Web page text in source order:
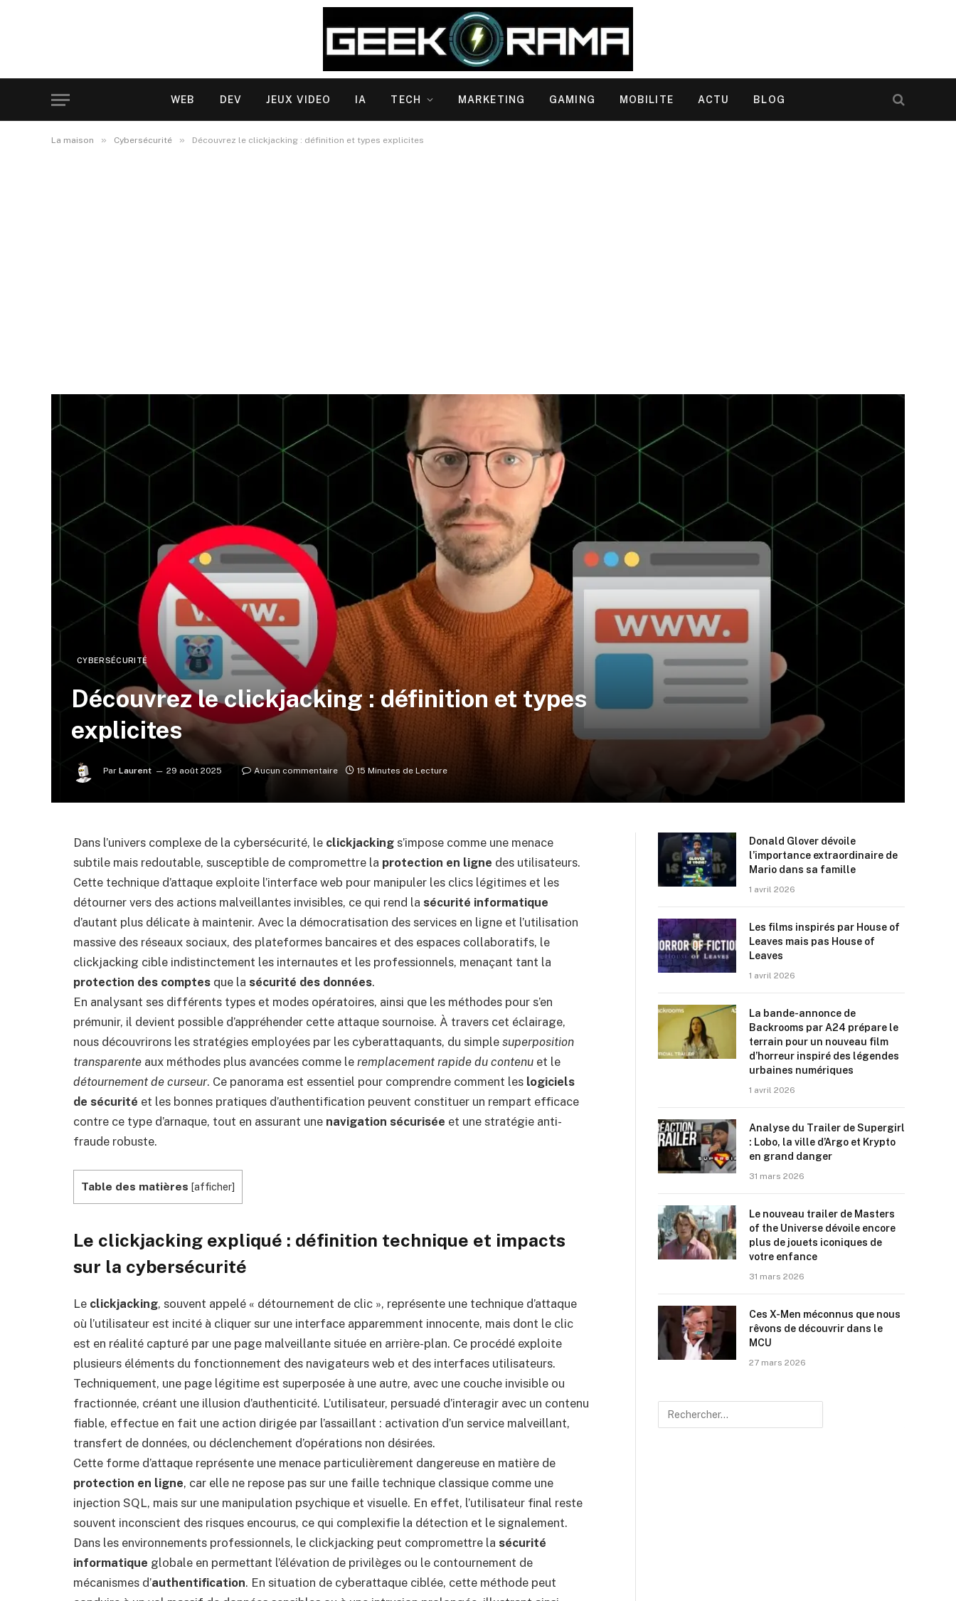
WEB DEV JEUX VIDEO IA TECH MARKETING GAMING MOBILITE ACTU BLOG
La maison » Cybersécurité » Découvrez le clickjacking : définition et types explicites
CYBERSÉCURITÉ
Découvrez le clickjacking : définition et types
explicites
Par Laurent 29 août 2025 Aucun commentaire 15 Minutes de Lecture
Dans l’univers complexe de la cybersécurité, le clickjacking s’impose comme une menace
subtile mais redoutable, susceptible de compromettre la protection en ligne des utilisateurs.
Cette technique d’attaque exploite l’interface web pour manipuler les clics légitimes et les
détourner vers des actions malveillantes invisibles, ce qui rend la sécurité informatique
d’autant plus délicate à maintenir. Avec la démocratisation des services en ligne et l’utilisation
massive des réseaux sociaux, des plateformes bancaires et des espaces collaboratifs, le
clickjacking cible indistinctement les internautes et les professionnels, menaçant tant la
protection des comptes que la sécurité des données.
En analysant ses différents types et modes opératoires, ainsi que les méthodes pour s’en
prémunir, il devient possible d’appréhender cette attaque sournoise. À travers cet éclairage,
nous découvrirons les stratégies employées par les cyberattaquants, du simple superposition
transparente aux méthodes plus avancées comme le remplacement rapide du contenu et le
détournement de curseur. Ce panorama est essentiel pour comprendre comment les logiciels
de sécurité et les bonnes pratiques d’authentification peuvent constituer un rempart efficace
contre ce type d’arnaque, tout en assurant une navigation sécurisée et une stratégie anti-
fraude robuste.
Table des matières [afficher]
Le clickjacking expliqué : définition technique et impacts
sur la cybersécurité
Le clickjacking, souvent appelé « détournement de clic », représente une technique d’attaque
où l’utilisateur est incité à cliquer sur une interface apparemment innocente, mais dont le clic
est en réalité capturé par une page malveillante située en arrière-plan. Ce procédé exploite
plusieurs éléments du fonctionnement des navigateurs web et des interfaces utilisateurs.
Techniquement, une page légitime est superposée à une autre, avec une couche invisible ou
fractionnée, créant une illusion d’authenticité. L’utilisateur, persuadé d’interagir avec un contenu
fiable, effectue en fait une action dirigée par l’assaillant : activation d’un service malveillant,
transfert de données, ou déclenchement d’opérations non désirées.
Cette forme d’attaque représente une menace particulièrement dangereuse en matière de
protection en ligne, car elle ne repose pas sur une faille technique classique comme une
injection SQL, mais sur une manipulation psychique et visuelle. En effet, l’utilisateur final reste
souvent inconscient des risques encourus, ce qui complexifie la détection et le signalement.
Dans les environnements professionnels, le clickjacking peut compromettre la sécurité
informatique globale en permettant l’élévation de privilèges ou le contournement de
mécanismes d’authentification. En situation de cyberattaque ciblée, cette méthode peut
Donald Glover dévoile
l’importance extraordinaire de
Mario dans sa famille
1 avril 2026
Les films inspirés par House of
Leaves mais pas House of
Leaves
1 avril 2026
La bande-annonce de
Backrooms par A24 prépare le
terrain pour un nouveau film
d’horreur inspiré des légendes
urbaines numériques
1 avril 2026
Analyse du Trailer de Supergirl
: Lobo, la ville d’Argo et Krypto
en grand danger
31 mars 2026
Le nouveau trailer de Masters
of the Universe dévoile encore
plus de jouets iconiques de
votre enfance
31 mars 2026
Ces X-Men méconnus que nous
rêvons de découvrir dans le
MCU
27 mars 2026